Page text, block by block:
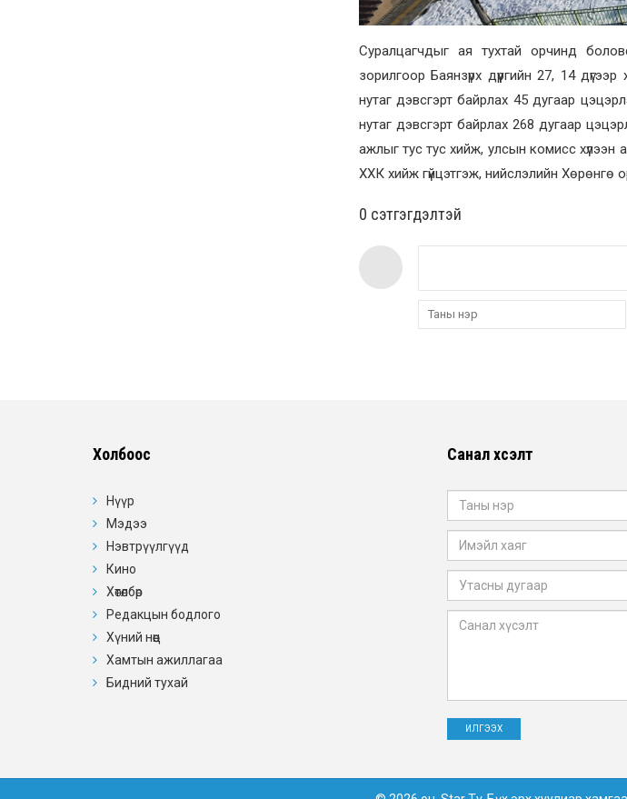
Суралцагчдыг ая тухтай орчинд
зорилгоор Баянзүрх дүүргийн 27, 14
нутаг дэвсгэрт байрлах 45 дугаар
нутаг дэвсгэрт байрлах 268 дугаар
ажлыг тус тус хийж, улсын комисс
ХХК хийж гүйцэтгэж, нийслэлийн Хөрөнгө
0 cэтгэгдэлтэй
Холбоос
Нүүр
Мэдээ
Нэвтрүүлгүүд
Кино
Хөтөлбөр
Редакцын бодлого
Хүний нөөц
Хамтын ажиллагаа
Бидний тухай
Санал хүсэлт